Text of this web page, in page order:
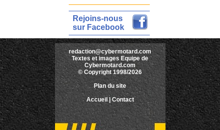
Rejoins-nous
sur Facebook
redaction@cybermotard.com
Textes et images Equipe de
Cybermotard.com
© Copyright 1998/2026
Plan du site
Accueil |Contact